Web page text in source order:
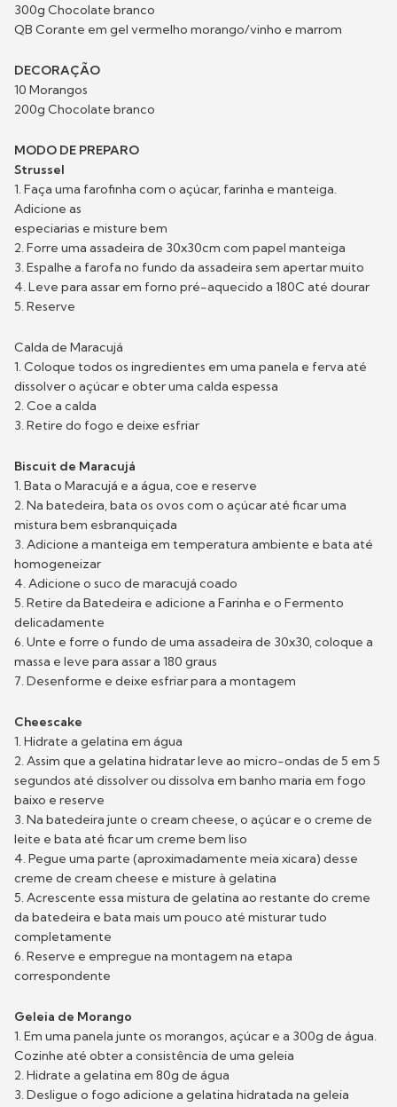
300g Chocolate branco
QB Corante em gel vermelho morango/vinho e marrom
DECORAÇÃO
10 Morangos
200g Chocolate branco
MODO DE PREPARO
Strussel
1. Faça uma farofinha com o açúcar, farinha e manteiga.
Adicione as
especiarias e misture bem
2. Forre uma assadeira de 30x30cm com papel manteiga
3. Espalhe a farofa no fundo da assadeira sem apertar muito
4. Leve para assar em forno pré-aquecido a 180C até dourar
5. Reserve
Calda de Maracujá
1. Coloque todos os ingredientes em uma panela e ferva até
dissolver o açúcar e obter uma calda espessa
2. Coe a calda
3. Retire do fogo e deixe esfriar
Biscuit de Maracujá
1. Bata o Maracujá e a água, coe e reserve
2. Na batedeira, bata os ovos com o açúcar até ficar uma
mistura bem esbranquiçada
3. Adicione a manteiga em temperatura ambiente e bata até
homogeneizar
4. Adicione o suco de maracujá coado
5. Retire da Batedeira e adicione a Farinha e o Fermento
delicadamente
6. Unte e forre o fundo de uma assadeira de 30x30, coloque a
massa e leve para assar a 180 graus
7. Desenforme e deixe esfriar para a montagem
Cheescake
1. Hidrate a gelatina em água
2. Assim que a gelatina hidratar leve ao micro-ondas de 5 em 5
segundos até dissolver ou dissolva em banho maria em fogo
baixo e reserve
3. Na batedeira junte o cream cheese, o açúcar e o creme de
leite e bata até ficar um creme bem liso
4. Pegue uma parte (aproximadamente meia xicara) desse
creme de cream cheese e misture à gelatina
5. Acrescente essa mistura de gelatina ao restante do creme
da batedeira e bata mais um pouco até misturar tudo
completamente
6. Reserve e empregue na montagem na etapa
correspondente
Geleia de Morango
1. Em uma panela junte os morangos, açúcar e a 300g de água.
Cozinhe até obter a consistência de uma geleia
2. Hidrate a gelatina em 80g de água
3. Desligue o fogo adicione a gelatina hidratada na geleia